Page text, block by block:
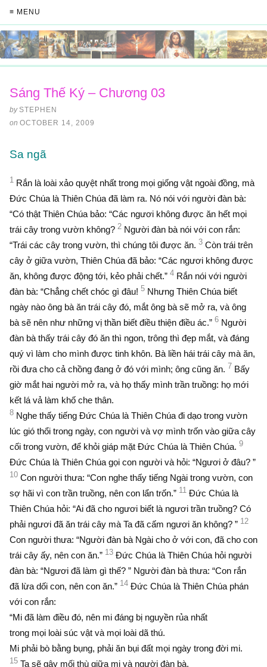
≡ MENU
Sáng Thế Ký – Chương 03
by STEPHEN
on OCTOBER 14, 2009
Sa ngã
1 Rắn là loài xảo quyệt nhất trong mọi giống vật ngoài đồng, mà
Ðức Chúa là Thiên Chúa đã làm ra. Nó nói với người đàn bà:
“Có thật Thiên Chúa bảo: “Các ngươi không được ăn hết mọi
trái cây trong vườn không? 2 Người đàn bà nói với con rắn:
“Trái các cây trong vườn, thì chúng tôi được ăn. 3 Còn trái trên
cây ở giữa vườn, Thiên Chúa đã bảo: “Các ngươi không được
ăn, không được động tới, kẻo phải chết.” 4 Rắn nói với người
đàn bà: “Chẳng chết chóc gì đâu! 5 Nhưng Thiên Chúa biết
ngày nào ông bà ăn trái cây đó, mắt ông bà sẽ mở ra, và ông
bà sẽ nên như những vị thần biết điều thiện điều ác.” 6 Người
đàn bà thấy trái cây đó ăn thì ngon, trông thì đẹp mắt, và đáng
quý vì làm cho mình được tinh khôn. Bà liền hái trái cây mà ăn,
rồi đưa cho cả chồng đang ở đó với mình; ông cũng ăn. 7 Bấy
giờ mắt hai người mở ra, và họ thấy mình trần truồng: họ mới
kết lá vả làm khố che thân.
8 Nghe thấy tiếng Ðức Chúa là Thiên Chúa đi dạo trong vườn
lúc gió thổi trong ngày, con người và vợ mình trốn vào giữa cây
cối trong vườn, để khỏi giáp mặt Ðức Chúa là Thiên Chúa. 9
Ðức Chúa là Thiên Chúa gọi con người và hỏi: “Ngươi ở đâu? ”
10 Con người thưa: “Con nghe thấy tiếng Ngài trong vườn, con
sợ hãi vì con trần truồng, nên con lẩn trốn.” 11 Ðức Chúa là
Thiên Chúa hỏi: “Ai đã cho ngươi biết là ngươi trần truồng? Có
phải ngươi đã ăn trái cây mà Ta đã cấm ngươi ăn không? ” 12
Con người thưa: “Người đàn bà Ngài cho ở với con, đã cho con
trái cây ấy, nên con ăn.” 13 Ðức Chúa là Thiên Chúa hỏi người
đàn bà: “Ngươi đã làm gì thế? ” Người đàn bà thưa: “Con rắn
đã lừa dối con, nên con ăn.” 14 Ðức Chúa là Thiên Chúa phán
với con rắn:
“Mi đã làm điều đó, nên mi đáng bị nguyền rủa nhất
trong mọi loài súc vật và mọi loài dã thú.
Mi phải bò bằng bụng, phải ăn bụi đất mọi ngày trong đời mi.
15 Ta sẽ gây mối thù giữa mi và người đàn bà,